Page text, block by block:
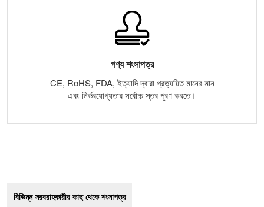
পণ্য শংসাপত্র
CE, RoHS, FDA, ইত্যাদি দ্বারা প্রত্যয়িত মানের মান
এবং নির্ভরযোগ্যতার সর্বোচ্চ স্তর পূরণ করতে।
বিভিন্ন সরবরাহকারীর কাছ থেকে শংসাপত্র